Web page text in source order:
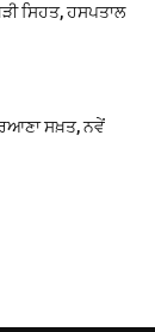
ਸਿਹਤ, ਹਸਪਤਾਲ
ਸਖ਼ਤ, ਨਵੇਂ